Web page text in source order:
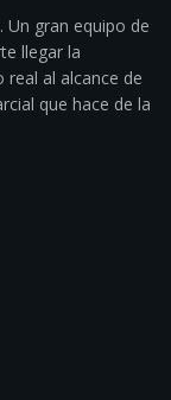
Un gran equipo de
llegar la
al alcance de
que hace de la